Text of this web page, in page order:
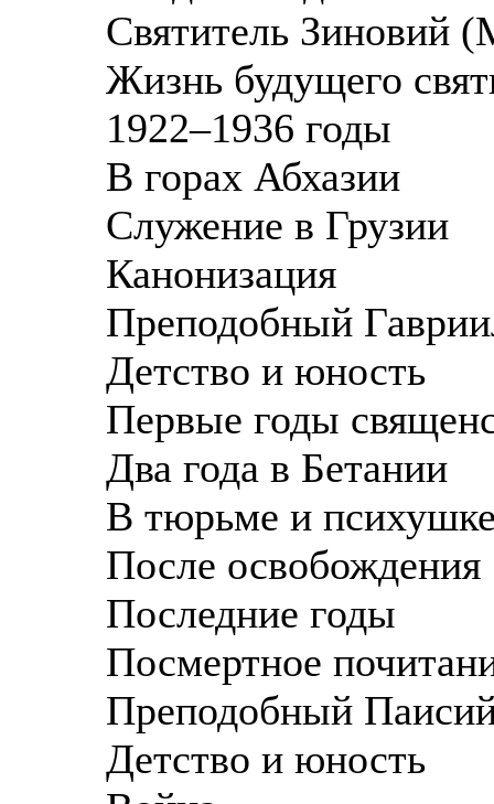
Святитель Зиновий
Жизнь будущего
1922–1936 годы
В горах Абхазии
Служение в Грузии
Канонизация
Преподобный
Детство и юность
Первые годы
Два года в Бетании
В тюрьме и
После освобождения
Последние годы
Посмертное
Преподобный
Детство и юность